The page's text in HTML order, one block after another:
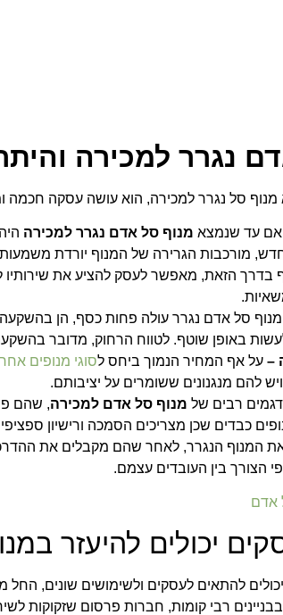
נגרר למכירה
מנוף סל נגרר למכירה, הוא עושה עסקה חכמה
אם עד שנמצא מנוף סל אדם נגרר למכירה
מורכבות הגרירה של המנוף יורדת
בדרך הזאת, מאפשר לעסק להציע את שירותיו
מנוף סל אדם נגרר עולה פחות כסף, הן
באופן שוטף. לטווח הרחוק, מדובר
– על אף המחיר הנמוך ביחס לסוגי מנופים
להם מנגנונים ששומרים על יציבותם.
רבים של מנוף סל אדם למכירה, שהם
מנופים כבדים שכן מצריכים הסמכה ורישיון
את המנוף הנגרר, לאחר שהם מקבלים את
הצורך בין העובדים עצמם.
אדם
יכולים להיעזר
להתאים לעסקים ולשימושים שונים, החל
בבניינים רבי קומות, חברות פרסום שזקוקות